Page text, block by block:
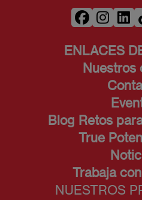
ENLACES
Nuestros
Blog Retos
True
Trabaja
NUESTROS